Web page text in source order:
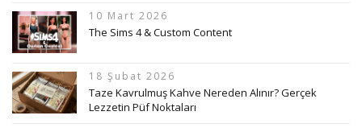
10 Mart 2026
The Sims 4 & Custom Content
18 Şubat 2026
Taze Kavrulmuş Kahve Nereden Alınır? Gerçek
Lezzetin Püf Noktaları